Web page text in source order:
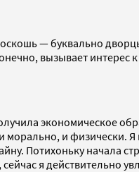
— буквально
вызывает интерес
экономическое
морально, и
Потихоньку начала
я действительно